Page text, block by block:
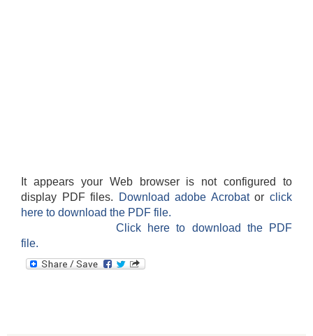
It appears your Web browser is not configured to
display PDF files.
Download adobe Acrobatorclick
here to download the PDF file.
Click here to download the PDF
file.